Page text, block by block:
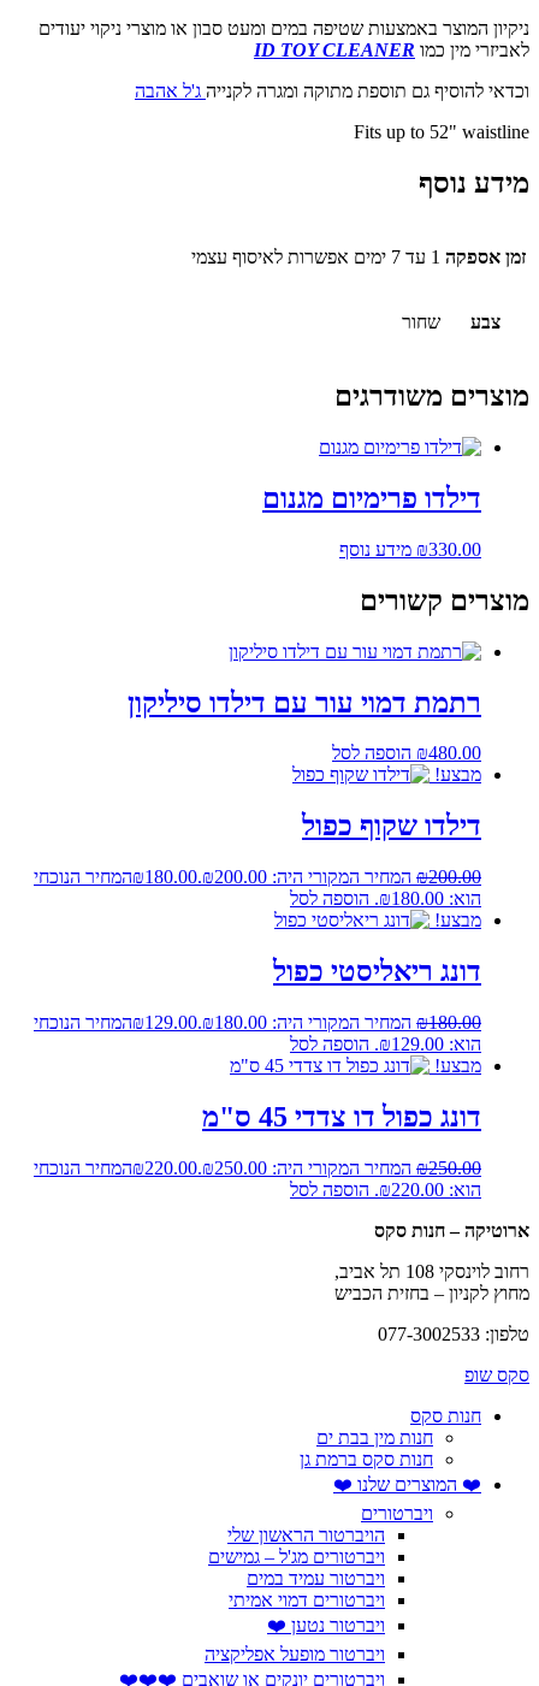
ניקיון המוצר באמצעות שטיפה במים ומעט סבון או מוצרי ניקוי יעודים
לאביזרי מין כמו ID TOY CLEANER
וכדאי להוסיף גם תוספת מתוקה ומגרה לקנייה ג'ל אהבה
Fits up to 52" waistline
מידע נוסף
זמן אספקה 1 עד 7 ימים אפשרות לאיסוף עצמי
צבע שחור
מוצרים משודרגים
דילדו פרימיום מגנום
₪330.00 מידע נוסף
מוצרים קשורים
רתמת דמוי עור עם דילדו סיליקון
₪480.00
הוספה לסל
מבצע!
דילדו שקוף כפול
₪200.00 המחיר המקורי היה: ₪200.00. ₪180.00
המחיר הנוכחי
הוא: ₪180.00.
הוספה לסל
מבצע!
דונג ריאליסטי כפול
₪180.00 המחיר המקורי היה: ₪180.00. ₪129.00
המחיר הנוכחי
הוא: ₪129.00.
הוספה לסל
מבצע!
דונג כפול דו צדדי 45 ס"מ
₪250.00 המחיר המקורי היה: ₪250.00. ₪220.00
המחיר הנוכחי
הוא: ₪220.00.
הוספה לסל
ארוטיקה – חנות סקס
רחוב לוינסקי 108 תל אביב,
מחוץ לקניון – בחזית הכביש
טלפון: 077-3002533
סקס שופ
חנות סקס
חנות מין בבת ים
חנות סקס ברמת גן
❤️ המוצרים שלנו ❤️
ויברטורים
הויברטור הראשון שלי
ויברטורים מג'ל – גמישים
ויברטור עמיד במים
ויברטורים דמוי אמיתי
ויברטור נטען ❤️
ויברטור מופעל אפליקציה
ויברטורים יונקים או שואבים ❤️❤️❤️